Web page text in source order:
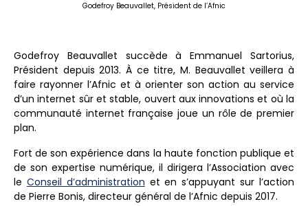
Godefroy Beauvallet, Président de l’Afnic
Godefroy Beauvallet succède à Emmanuel Sartorius,
Président depuis 2013. À ce titre, M. Beauvallet veillera à
faire rayonner l’Afnic et à orienter son action au service
d’un internet sûr et stable, ouvert aux innovations et où la
communauté internet française joue un rôle de premier
plan.
Fort de son expérience dans la haute fonction publique et
de son expertise numérique, il dirigera l’Association avec
le Conseil d’administration et en s’appuyant sur l’action
de Pierre Bonis, directeur général de l’Afnic depuis 2017.